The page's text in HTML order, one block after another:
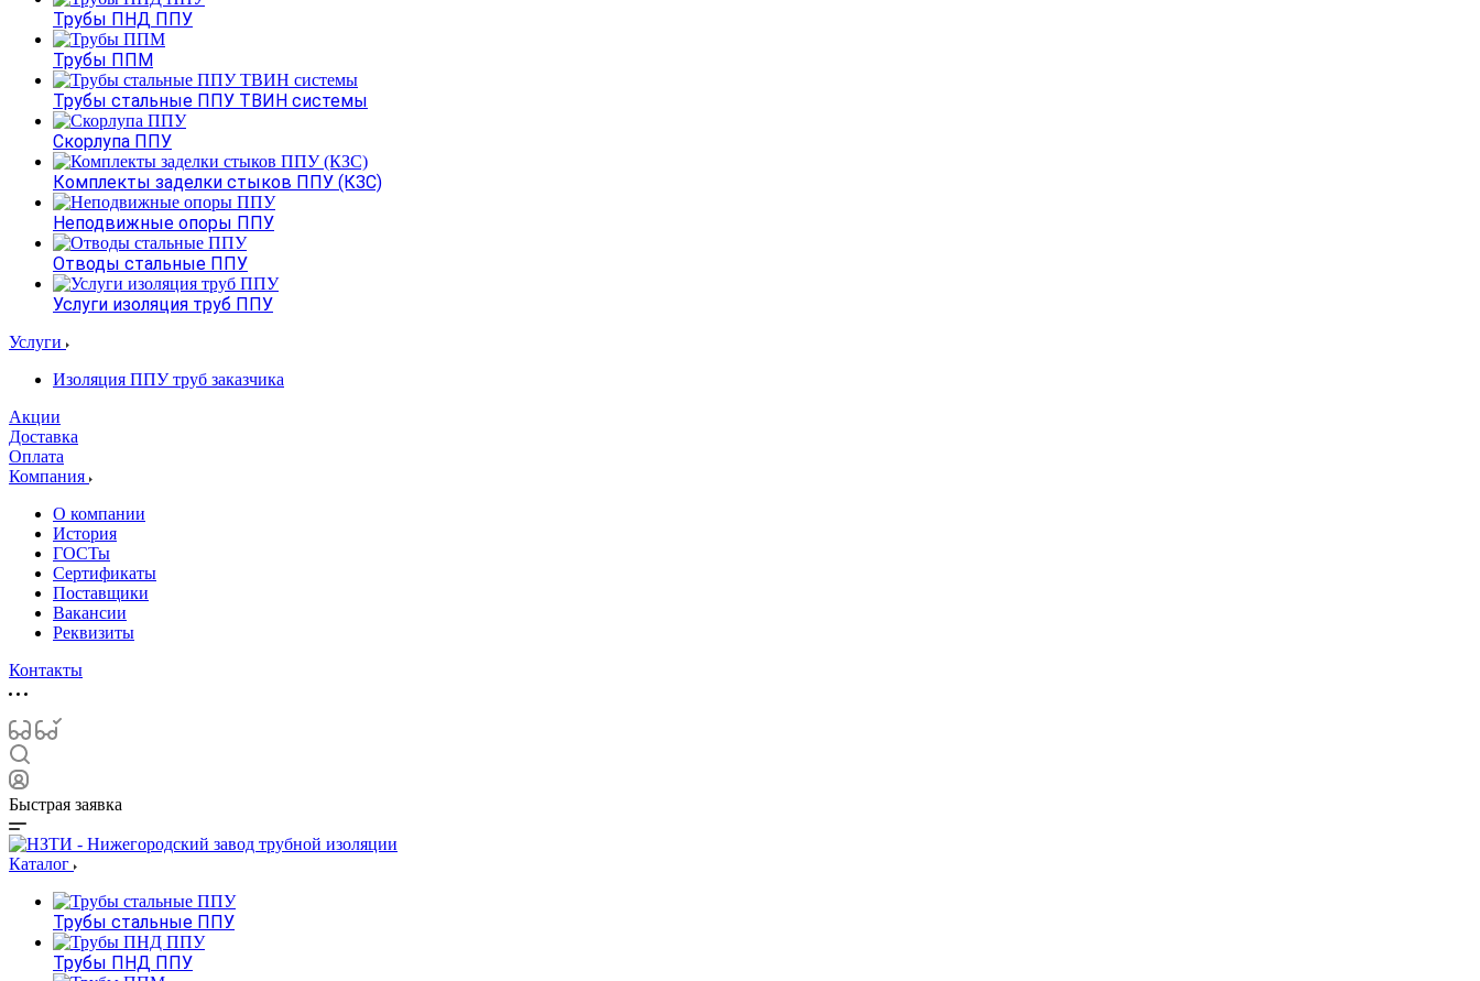
Трубы ПНД ППУ
Трубы ППМ
Трубы стальные ППУ ТВИН системы
Скорлупа ППУ
Комплекты заделки стыков ППУ (КЗС)
Неподвижные опоры ППУ
Отводы стальные ППУ
Услуги изоляция труб ППУ
Услуги
Изоляция ППУ труб заказчика
Акции
Доставка
Оплата
Компания
О компании
История
ГОСТы
Сертификаты
Поставщики
Вакансии
Реквизиты
Контакты
Быстрая заявка
Каталог
Трубы стальные ППУ
Трубы ПНД ППУ